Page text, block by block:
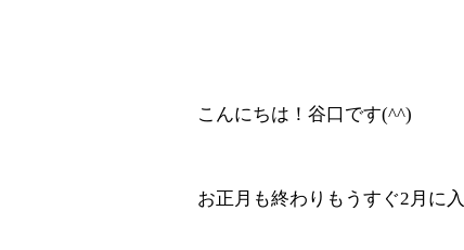
こんにちは！谷口です(^^)
お正月も終わりもうすぐ2月に